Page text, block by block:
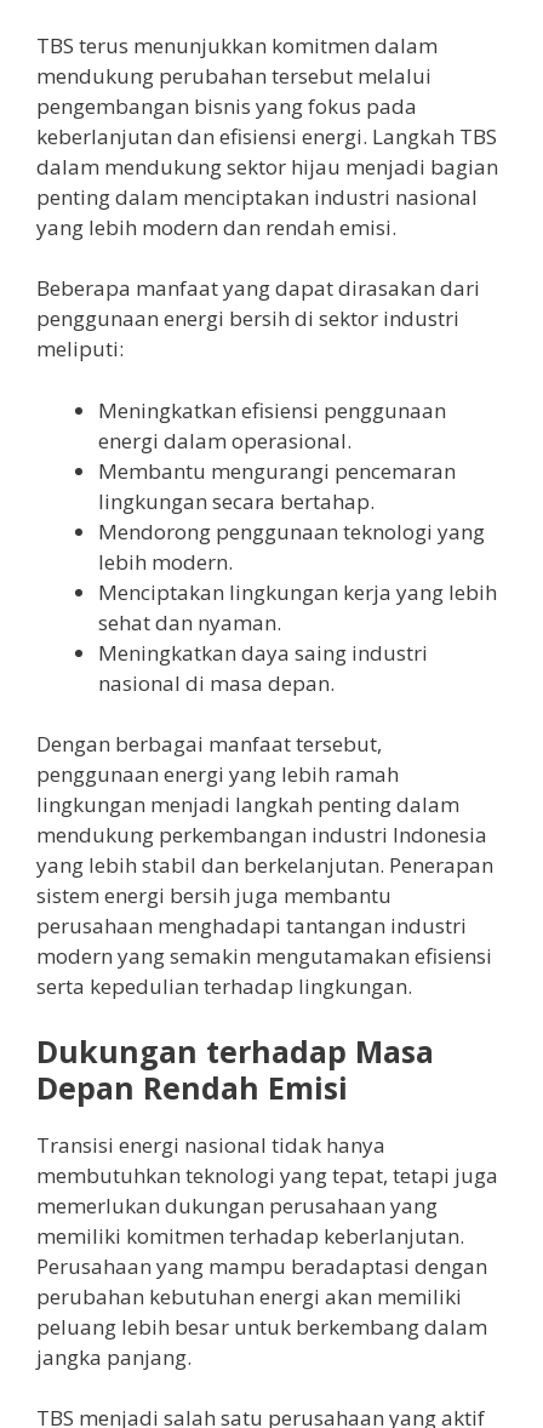
TBS terus menunjukkan komitmen dalam
mendukung perubahan tersebut melalui
pengembangan bisnis yang fokus pada
keberlanjutan dan efisiensi energi. Langkah TBS
dalam mendukung sektor hijau menjadi bagian
penting dalam menciptakan industri nasional
yang lebih modern dan rendah emisi.
Beberapa manfaat yang dapat dirasakan dari
penggunaan energi bersih di sektor industri
meliputi:
Meningkatkan efisiensi penggunaan
energi dalam operasional.
Membantu mengurangi pencemaran
lingkungan secara bertahap.
Mendorong penggunaan teknologi yang
lebih modern.
Menciptakan lingkungan kerja yang lebih
sehat dan nyaman.
Meningkatkan daya saing industri
nasional di masa depan.
Dengan berbagai manfaat tersebut,
penggunaan energi yang lebih ramah
lingkungan menjadi langkah penting dalam
mendukung perkembangan industri Indonesia
yang lebih stabil dan berkelanjutan. Penerapan
sistem energi bersih juga membantu
perusahaan menghadapi tantangan industri
modern yang semakin mengutamakan efisiensi
serta kepedulian terhadap lingkungan.
Dukungan terhadap Masa
Depan Rendah Emisi
Transisi energi nasional tidak hanya
membutuhkan teknologi yang tepat, tetapi juga
memerlukan dukungan perusahaan yang
memiliki komitmen terhadap keberlanjutan.
Perusahaan yang mampu beradaptasi dengan
perubahan kebutuhan energi akan memiliki
peluang lebih besar untuk berkembang dalam
jangka panjang.
TBS menjadi salah satu perusahaan yang aktif